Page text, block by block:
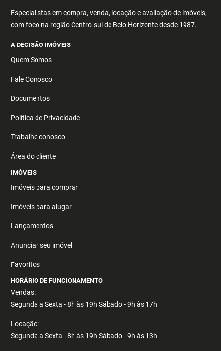
Especialistas em compra, venda, locação e avaliação de imóveis,
com foco na região Centro-sul de Belo Horizonte desde 1987.
A DECISÃO IMÓVEIS
Quem Somos
Fale Conosco
Documentos
Política de Privacidade
Trabalhe conosco
Área do cliente
IMÓVEIS
Imóveis para comprar
Imóveis para alugar
Lançamentos
Anunciar seu imóvel
Favoritos
HORÁRIO DE FUNCIONAMENTO
Vendas:
Segunda a Sexta - 8h às 19h Sábado - 9h às 17h
Locação:
Segunda a Sexta - 8h às 19h Sábado - 9h às 13h